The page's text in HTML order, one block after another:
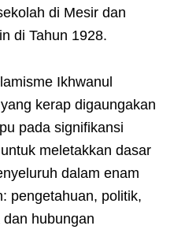
di Mesir dan
di Tahun 1928.
Ikhwanul
kerap digaungakan
pada signifikansi
meletakkan dasar
dalam enam
pengetahuan, politik,
hubungan